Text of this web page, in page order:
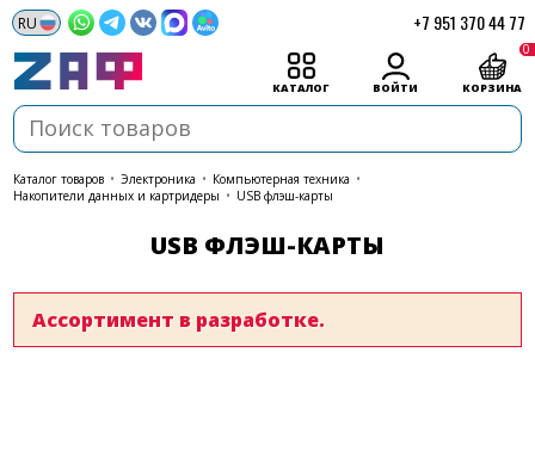
+7 951 370 44 77
КАТАЛОГ ВОЙТИ КОРЗИНА
0
каталог товаров • Электроника • Компьютерная техника •
Накопители данных и картридеры • USB флэш-карты
USB ФЛЭШ-КАРТЫ
Ассортимент в разработке.